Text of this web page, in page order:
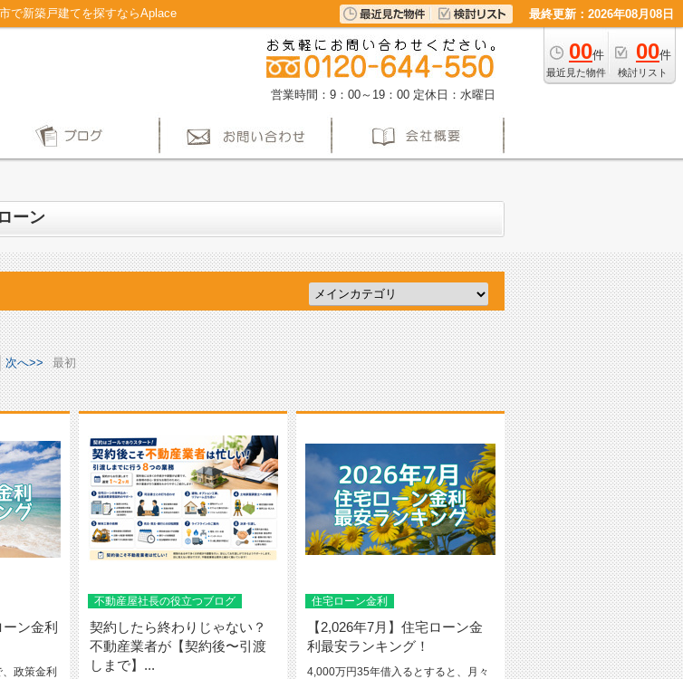
で新築戸建てを探すならAplace 最終更新：2026年08月08日
00件
最近見た物件
00件
検討リスト
営業時間：9：00～19：00 定休日：水曜日
ーン
次へ>> 最初
ーン金利
政策金利
不動産屋社長の役立つブログ
契約したら終わりじゃない？
不動産業者が【契約後〜引渡
しまで】...
住宅ローン金利
【2,026年7月】住宅ローン金
利最安ランキング！
4,000万円35年借入るとすると、月々